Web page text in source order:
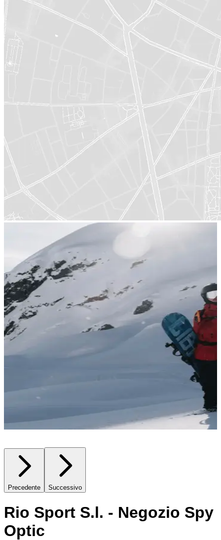
Precedente Successivo
Rio Sport S.l. - Negozio Spy
Optic